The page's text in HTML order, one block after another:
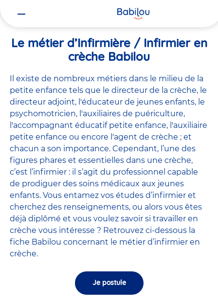
Le métier d’Infirmière / Infirmier en
crèche Babilou
Il existe de nombreux métiers dans le milieu de la
petite enfance tels que le directeur de la crèche, le
directeur adjoint, l'éducateur de jeunes enfants, le
psychomotricien, l'auxiliaires de puériculture,
l'accompagnant éducatif petite enfance, l'auxiliaire
petite enfance ou encore l'agent de crèche ; et
chacun a son importance. Cependant, l’une des
figures phares et essentielles dans une crèche,
c’est l’infirmier : il s’agit du professionnel capable
de prodiguer des soins médicaux aux jeunes
enfants. Vous entamez vos études d’infirmier et
cherchez des renseignements, ou alors vous êtes
déjà diplômé et vous voulez savoir si travailler en
crèche vous intéresse ? Retrouvez ci-dessous la
fiche Babilou concernant le métier d’infirmier en
crèche.
Je postule